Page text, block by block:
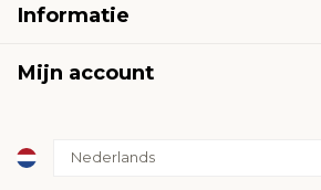
Informatie
Mijn account